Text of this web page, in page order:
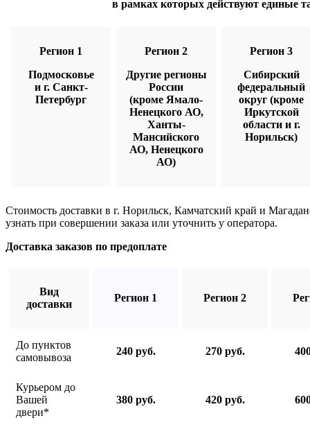
в рамках которых действуют единые
Регион 1
Подмосковье
и г. Санкт-
Петербург
Регион 2
Другие регионы
России
(кроме Ямало-
Ненецкого АО,
Ханты-
Мансийского
АО, Ненецкого
АО)
Регион 3
Сибирский
федеральный
округ (кроме
Иркутской
области и г.
Норильск)
Стоимость доставки в г. Норильск, Камчатский край и
узнать при совершении заказа или уточнить у оператора.
Доставка заказов по предоплате
Вид
доставки
Регион 1 Регион 2
До пунктов
самовывоза
240 руб. 270 руб.
Курьером до
Вашей
двери*
380 руб. 420 руб.